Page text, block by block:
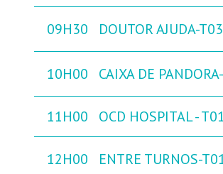
09H30 DOUTOR AJUDA-
10H00 CAIXA DE
11H00 OCD HOSPITAL -
12H00 ENTRE TURNOS-